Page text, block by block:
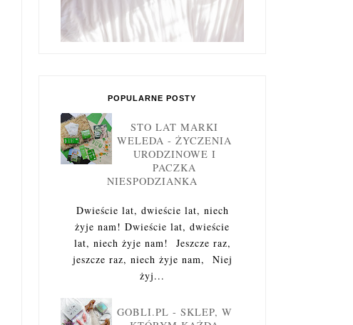
POPULARNE POSTY
STO LAT MARKI
WELEDA - ŻYCZENIA
URODZINOWE I
PACZKA
NIESPODZIANKA
Dwieście lat, dwieście lat, niech
żyje nam! Dwieście lat, dwieście
lat, niech żyje nam! Jeszcze raz,
jeszcze raz, niech żyje nam, Niej
żyj...
GOBLI.PL - SKLEP, W